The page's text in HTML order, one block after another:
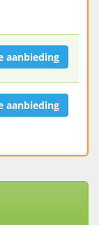
aanbieding
aanbieding